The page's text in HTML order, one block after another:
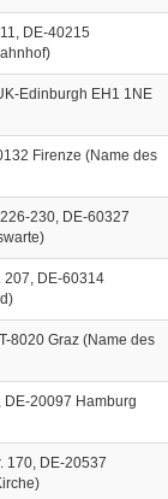
DE-40215
Edinburgh EH1 1NE
Firenze (Name des
230, DE-60327
207, DE-60314
8020 Graz (Name des
DE-20097 Hamburg
170, DE-20537